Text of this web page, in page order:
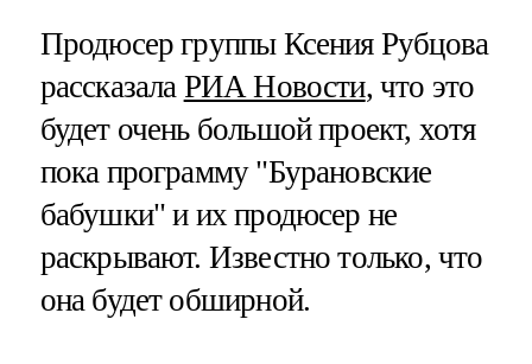
Продюсер группы Ксения Рубцова
рассказала РИА Новости, что это
будет очень большой проект, хотя
пока программу "Бурановские
бабушки" и их продюсер не
раскрывают. Известно только, что
она будет обширной.